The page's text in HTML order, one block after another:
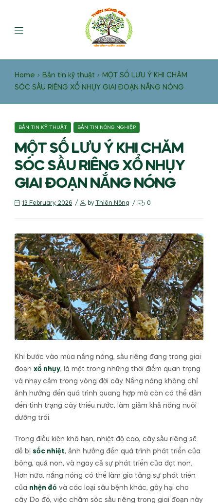
Home Bản tin kỹ thuật
MỘT SỐ LƯU Ý KHI CHĂM
SÓC SẦU RIÊNG XỔ NHỤY GIAI ĐOẠN NẮNG NÓNG
BẢN TIN KỸ THUẬT BẢN TIN NÔNG NGHIỆP
MỘT SỐ LƯU Ý KHI CHĂM
SÓC SẦU RIÊNG XỔ NHỤY
GIAI ĐOẠN NẮNG NÓNG
13 February, 2026 by Thiên Nông 0
Khi bước vào mùa nắng nóng, sầu riêng đang trong giai
đoạn xổ nhụy, là một trong những thời điểm quan trọng
và nhạy cảm trong vòng đời cây. Nắng nóng không chỉ
ảnh hưởng đến quá trình quang hợp mà còn có thể dẫn
đến tình trạng cây thiếu nước, làm giảm khả năng nuôi
dưỡng trái.
Trong điều kiện khô hạn, nhiệt độ cao, cây sầu riêng sẽ
dễ bị sốc nhiệt, ảnh hưởng đến quá trình phát triển của
bông, quả non, và ngay cả sự phát triển của đọt non.
Hơn nữa, nắng nóng có thể làm gia tăng sự phát triển
của nhện đỏ và các loại sâu bệnh khác, gây hại cho
cây. Do đó, việc chăm sóc sầu riêng trong giai đoạn này